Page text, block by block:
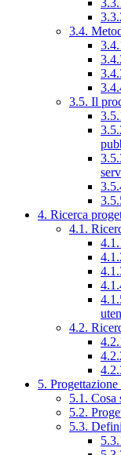
3.4.
3.5. Il
4. Ricerca
4.1.
4.2.
5.
5.1. Cosa
5.2.
5.3.